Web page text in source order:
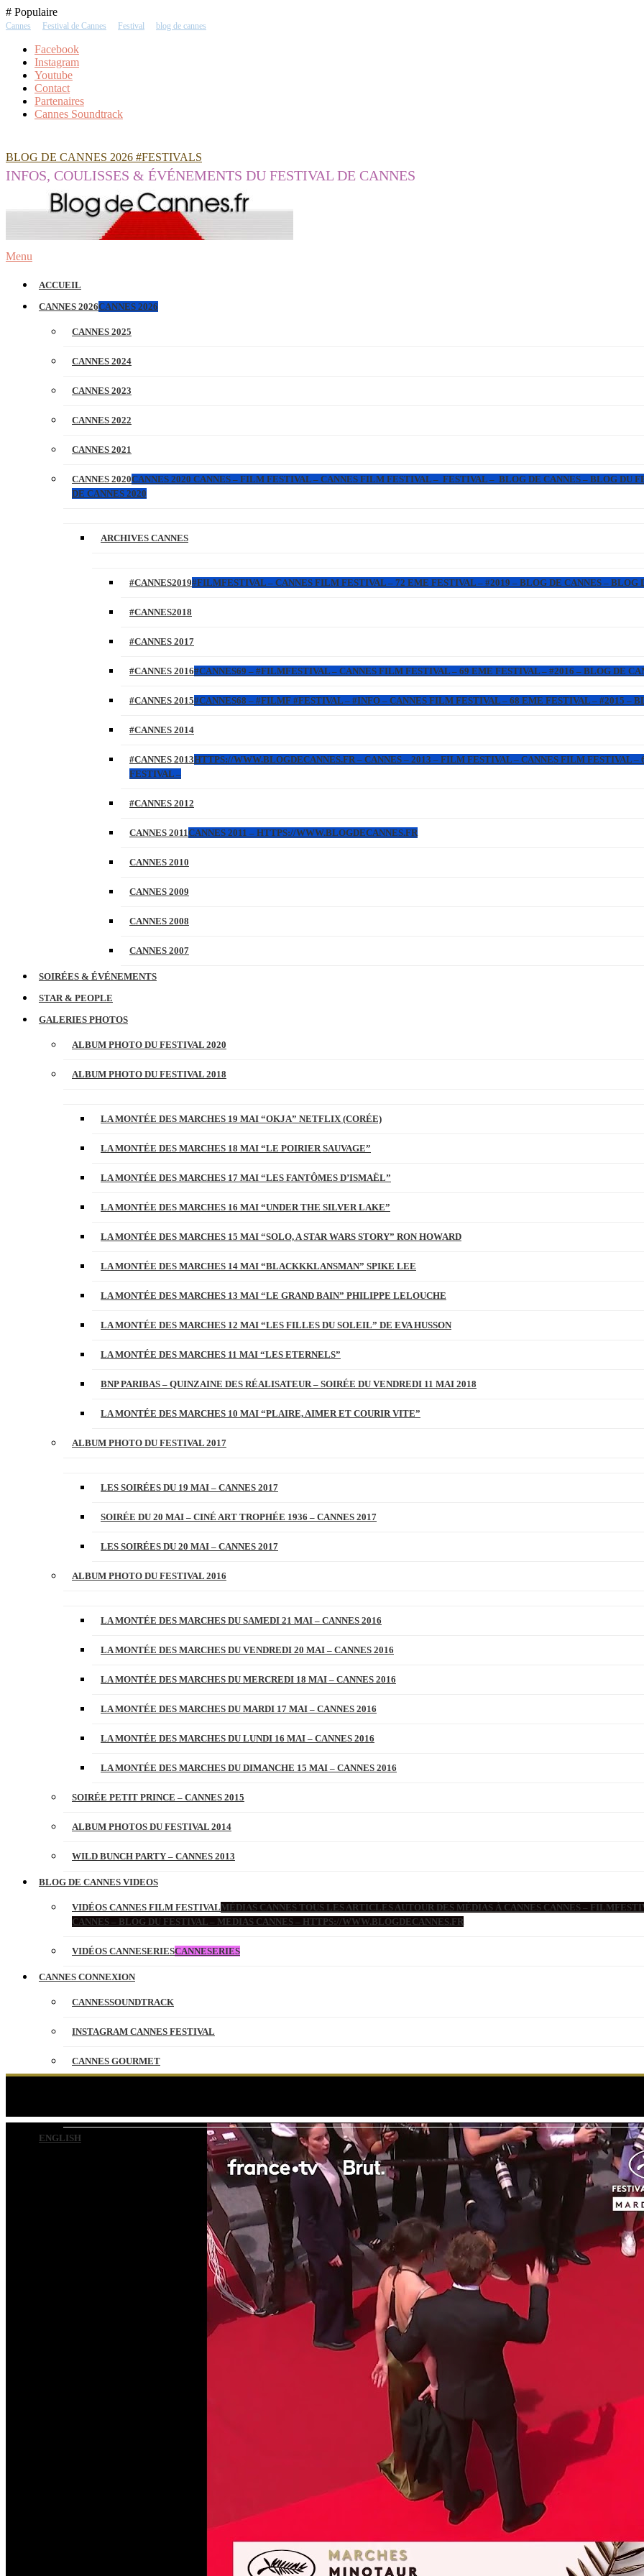
Skip
To
# Populaire
Cannes Festival de Cannes Festival blog de cannes
Facebook
Instagram
Youtube
Contact
Partenaires
Cannes Soundtrack
BLOG DE CANNES 2026 #FESTIVALS
INFOS, COULISSES & ÉVÉNEMENTS DU FESTIVAL DE CANNES
Menu
ACCUEIL
CANNES 2026CANNES 2026
CANNES 2025
CANNES 2024
CANNES 2023
CANNES 2022
CANNES 2021
CANNES 2020CANNES 2020 CANNES – FILM FESTIVAL – CANNES FILM FESTIVAL – FESTIVAL – BLOG DE CANNES – BLOG DU
DE CANNES 2020
ARCHIVES CANNES
#CANNES2019#FILMFESTIVAL – CANNES FILM FESTIVAL – 72 EME FESTIVAL – #2019 – BLOG DE CANNES – BLOG
#CANNES2018
#CANNES 2017
#CANNES 2016#CANNES69 – #FILMFESTIVAL – CANNES FILM FESTIVAL – 69 EME FESTIVAL – #2016 – BLOG DE
#CANNES 2015#CANNES68 – #FILMF #FESTIVAL – #INFO – CANNES FILM FESTIVAL – 68 EME FESTIVAL – #2015 –
#CANNES 2014
#CANNES 2013HTTPS://WWW.BLOGDECANNES.FR – CANNES – 2013 – FILM FESTIVAL – CANNES FILM FESTIVAL
FESTIVAL –
#CANNES 2012
CANNES 2011CANNES 2011 – HTTPS://WWW.BLOGDECANNES.FR
CANNES 2010
CANNES 2009
CANNES 2008
CANNES 2007
SOIRÉES & ÉVÉNEMENTS
STAR & PEOPLE
GALERIES PHOTOS
ALBUM PHOTO DU FESTIVAL 2020
ALBUM PHOTO DU FESTIVAL 2018
LA MONTÉE DES MARCHES 19 MAI “OKJA” NETFLIX (CORÉE)
LA MONTÉE DES MARCHES 18 MAI “LE POIRIER SAUVAGE”
LA MONTÉE DES MARCHES 17 MAI “LES FANTÔMES D’ISMAËL”
LA MONTÉE DES MARCHES 16 MAI “UNDER THE SILVER LAKE”
LA MONTÉE DES MARCHES 15 MAI “SOLO, A STAR WARS STORY” RON HOWARD
LA MONTÉE DES MARCHES 14 MAI “BLACKKKLANSMAN” SPIKE LEE
LA MONTÉE DES MARCHES 13 MAI “LE GRAND BAIN” PHILIPPE LELOUCHE
LA MONTÉE DES MARCHES 12 MAI “LES FILLES DU SOLEIL” DE EVA HUSSON
LA MONTÉE DES MARCHES 11 MAI “LES ETERNELS”
BNP PARIBAS – QUINZAINE DES RÉALISATEUR – SOIRÉE DU VENDREDI 11 MAI 2018
LA MONTÉE DES MARCHES 10 MAI “PLAIRE, AIMER ET COURIR VITE”
ALBUM PHOTO DU FESTIVAL 2017
LES SOIRÉES DU 19 MAI – CANNES 2017
SOIRÉE DU 20 MAI – CINÉ ART TROPHÉE 1936 – CANNES 2017
LES SOIRÉES DU 20 MAI – CANNES 2017
ALBUM PHOTO DU FESTIVAL 2016
LA MONTÉE DES MARCHES DU SAMEDI 21 MAI – CANNES 2016
LA MONTÉE DES MARCHES DU VENDREDI 20 MAI – CANNES 2016
LA MONTÉE DES MARCHES DU MERCREDI 18 MAI – CANNES 2016
LA MONTÉE DES MARCHES DU MARDI 17 MAI – CANNES 2016
LA MONTÉE DES MARCHES DU LUNDI 16 MAI – CANNES 2016
LA MONTÉE DES MARCHES DU DIMANCHE 15 MAI – CANNES 2016
SOIRÉE PETIT PRINCE – CANNES 2015
ALBUM PHOTOS DU FESTIVAL 2014
WILD BUNCH PARTY – CANNES 2013
BLOG DE CANNES VIDEOS
VIDÉOS CANNES FILM FESTIVALMÉDIAS CANNES TOUS LES ARTICLES AUTOUR DES MÉDIAS À CANNES CANNES –
CANNES – BLOG DU FESTIVAL – MEDIAS CANNES – HTTPS://WWW.BLOGDECANNES.FR
VIDÉOS CANNESERIESCANNESERIES
CANNES CONNEXION
CANNESSOUNDTRACK
INSTAGRAM CANNES FESTIVAL
CANNES GOURMET
ENGLISH